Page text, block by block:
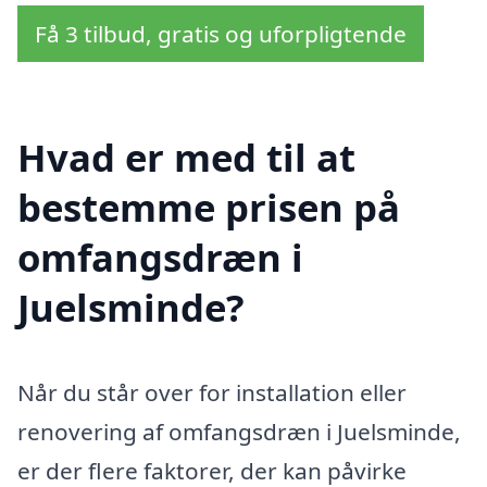
Få 3 tilbud, gratis og uforpligtende
Hvad er med til at
bestemme prisen på
omfangsdræn i
Juelsminde?
Når du står over for installation eller
renovering af omfangsdræn i Juelsminde,
er der flere faktorer, der kan påvirke